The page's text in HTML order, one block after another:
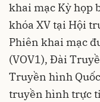
khai mạc Kỳ họp
khóa XV tại Hội
Phiên khai mạc
(VOV1), Đài
Truyền hình
truyền hình trực